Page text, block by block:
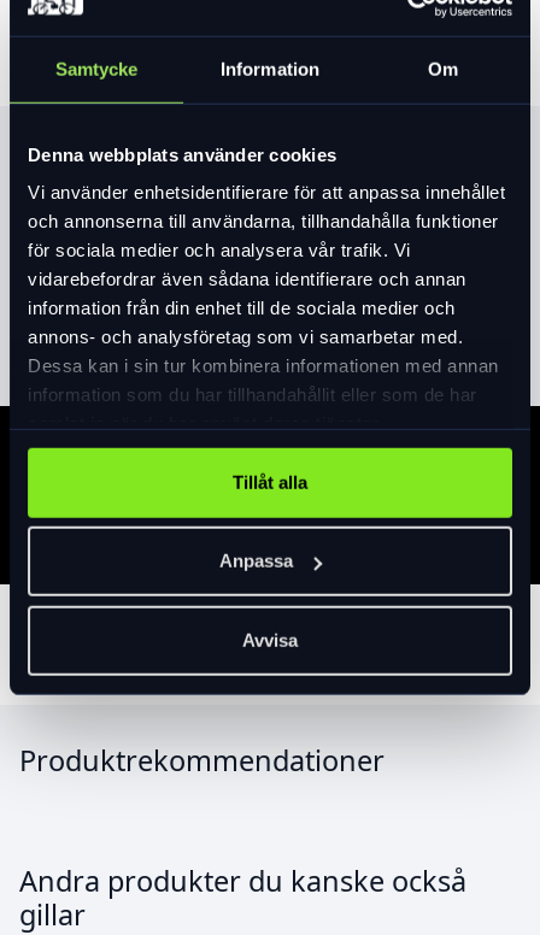
Samtycke Information Om
Denna webbplats använder cookies
Vi använder enhetsidentifierare för att anpassa innehållet
och annonserna till användarna, tillhandahålla funktioner
för sociala medier och analysera vår trafik. Vi
vidarebefordrar även sådana identifierare och annan
information från din enhet till de sociala medier och
annons- och analysföretag som vi samarbetar med.
Dessa kan i sin tur kombinera informationen med annan
information som du har tillhandahållit eller som de har
Tillåt alla
Anpassa
Avvisa
Produktinformation
Extremt ljusstark laddningsbar framlampa
på hela 1600 lm. Aluminiumhus, Monteras
med en kraftig gummirem som passar på de
flesta ställen. PX4 waterproof. Har även
powerbank funktion med 4800mAh, Laddtid
8h, Brinntid ca: full effekt 1h, 65% 1.5h, 40%
2.5h, 15% 7h, 2% 40h, blinkande 45h. 3 st
Batteritid: Min. 5 timer Batterityp: Lithium
Uppladdningstid: 8 timer Laddkabel USB
Läs merexpand_more
Produktrekommendationer
Andra produkter du kanske också
gillar